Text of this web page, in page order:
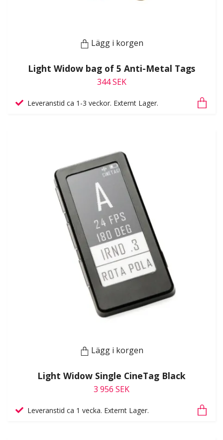
Lägg i korgen
Light Widow bag of 5 Anti-Metal Tags
344 SEK
Leveranstid ca 1-3 veckor. Externt Lager.
Lägg i korgen
Light Widow Single CineTag Black
3 956 SEK
Leveranstid ca 1 vecka. Externt Lager.